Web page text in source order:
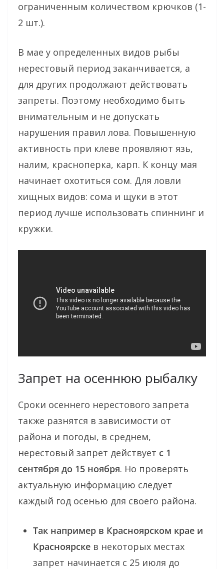
ограниченным количеством крючков (1-
2 шт.).
В мае у определенных видов рыбы
нерестовый период заканчивается, а
для других продолжают действовать
запреты. Поэтому необходимо быть
внимательным и не допускать
нарушения правил лова. Повышенную
активность при клеве проявляют язь,
налим, красноперка, карп. К концу мая
начинает охотиться сом. Для ловли
хищных видов: сома и щуки в этот
период лучше использовать спиннинг и
кружки.
Запрет на осеннюю рыбалку
Сроки осеннего нерестового запрета
также разнятся в зависимости от
района и погоды, в среднем,
нерестовый запрет действует с 1
сентября до 15 ноября. Но проверять
актуальную информацию следует
каждый год осенью для своего района.
Так например в Красноярском крае и
Красноярске в некоторых местах
запрет начинается с 25 июля до